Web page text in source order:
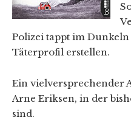
Polizei tappt im
Täterprofil erstellen.
Ein vielversprechender
Arne Eriksen, in der
sind.